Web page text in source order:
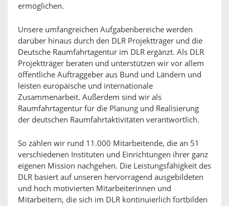
ermöglichen.
Unsere umfangreichen Aufgabenbereiche werden
darüber hinaus durch den DLR Projektträger und die
Deutsche Raumfahrtagentur im DLR ergänzt. Als DLR
Projektträger beraten und unterstützen wir vor allem
öffentliche Auftraggeber aus Bund und Ländern und
leisten europäische und internationale
Zusammenarbeit. Außerdem sind wir als
Raumfahrtagentur für die Planung und Realisierung
der deutschen Raumfahrtaktivitäten verantwortlich.
So zählen wir rund 11.000 Mitarbeitende, die an 51
verschiedenen Instituten und Einrichtungen ihrer ganz
eigenen Mission nachgehen. Die Leistungsfähigkeit des
DLR basiert auf unseren hervorragend ausgebildeten
und hoch motivierten Mitarbeiterinnen und
Mitarbeitern, die sich im DLR kontinuierlich fortbilden